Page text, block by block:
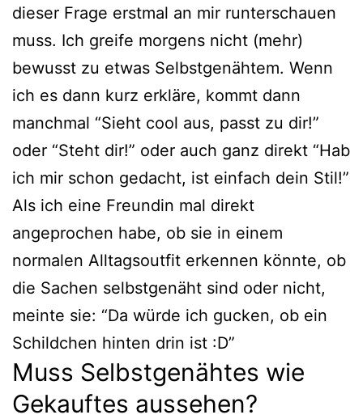
dieser Frage erstmal an mir runterschauen
muss. Ich greife morgens nicht (mehr)
bewusst zu etwas Selbstgenähtem. Wenn
ich es dann kurz erkläre, kommt dann
manchmal “Sieht cool aus, passt zu dir!”
oder “Steht dir!” oder auch ganz direkt “Hab
ich mir schon gedacht, ist einfach dein Stil!”
Als ich eine Freundin mal direkt
angeprochen habe, ob sie in einem
normalen Alltagsoutfit erkennen könnte, ob
die Sachen selbstgenäht sind oder nicht,
meinte sie: “Da würde ich gucken, ob ein
Schildchen hinten drin ist :D”
Muss Selbstgenähtes wie
Gekauftes aussehen?